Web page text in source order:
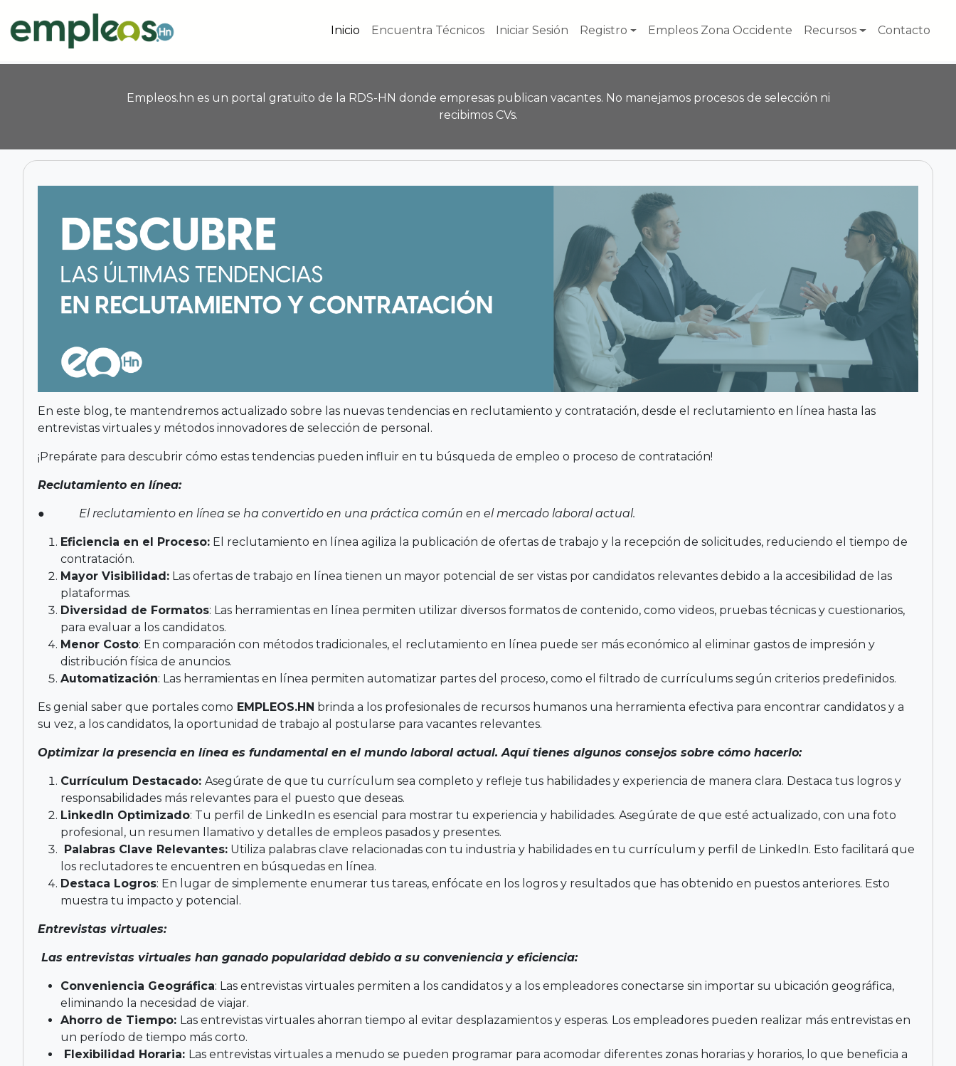
Pasar al contenido principal
Inicio Encuentra Técnicos Iniciar Sesión Registro Empleos Zona Occidente Recursos Contacto
Empleos.hn es un portal gratuito de la RDS-HN donde empresas publican vacantes. No manejamos procesos de selección ni
recibimos CVs.
En este blog, te mantendremos actualizado sobre las nuevas tendencias en reclutamiento y contratación, desde el reclutamiento en línea hasta las
entrevistas virtuales y métodos innovadores de selección de personal.
¡Prepárate para descubrir cómo estas tendencias pueden influir en tu búsqueda de empleo o proceso de contratación!
Reclutamiento en línea:
● El reclutamiento en línea se ha convertido en una práctica común en el mercado laboral actual.
Eficiencia en el Proceso: El reclutamiento en línea agiliza la publicación de ofertas de trabajo y la recepción de solicitudes, reduciendo el tiempo de
contratación.
Mayor Visibilidad: Las ofertas de trabajo en línea tienen un mayor potencial de ser vistas por candidatos relevantes debido a la accesibilidad de las
plataformas.
Diversidad de Formatos: Las herramientas en línea permiten utilizar diversos formatos de contenido, como videos, pruebas técnicas y cuestionarios,
para evaluar a los candidatos.
Menor Costo: En comparación con métodos tradicionales, el reclutamiento en línea puede ser más económico al eliminar gastos de impresión y
distribución física de anuncios.
Automatización: Las herramientas en línea permiten automatizar partes del proceso, como el filtrado de currículums según criterios predefinidos.
Es genial saber que portales como EMPLEOS.HN brinda a los profesionales de recursos humanos una herramienta efectiva para encontrar candidatos y a
su vez, a los candidatos, la oportunidad de trabajo al postularse para vacantes relevantes.
Optimizar la presencia en línea es fundamental en el mundo laboral actual. Aquí tienes algunos consejos sobre cómo hacerlo:
Currículum Destacado: Asegúrate de que tu currículum sea completo y refleje tus habilidades y experiencia de manera clara. Destaca tus logros y
responsabilidades más relevantes para el puesto que deseas.
LinkedIn Optimizado: Tu perfil de LinkedIn es esencial para mostrar tu experiencia y habilidades. Asegúrate de que esté actualizado, con una foto
profesional, un resumen llamativo y detalles de empleos pasados y presentes.
Palabras Clave Relevantes: Utiliza palabras clave relacionadas con tu industria y habilidades en tu currículum y perfil de LinkedIn. Esto facilitará que
los reclutadores te encuentren en búsquedas en línea.
Destaca Logros: En lugar de simplemente enumerar tus tareas, enfócate en los logros y resultados que has obtenido en puestos anteriores. Esto
muestra tu impacto y potencial.
Entrevistas virtuales:
Las entrevistas virtuales han ganado popularidad debido a su conveniencia y eficiencia:
Conveniencia Geográfica: Las entrevistas virtuales permiten a los candidatos y a los empleadores conectarse sin importar su ubicación geográfica,
eliminando la necesidad de viajar.
Ahorro de Tiempo: Las entrevistas virtuales ahorran tiempo al evitar desplazamientos y esperas. Los empleadores pueden realizar más entrevistas en
un período de tiempo más corto.
Flexibilidad Horaria: Las entrevistas virtuales a menudo se pueden programar para acomodar diferentes zonas horarias y horarios, lo que beneficia a